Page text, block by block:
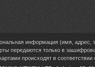
информация (имя, адрес,
передаются только в
происходят в